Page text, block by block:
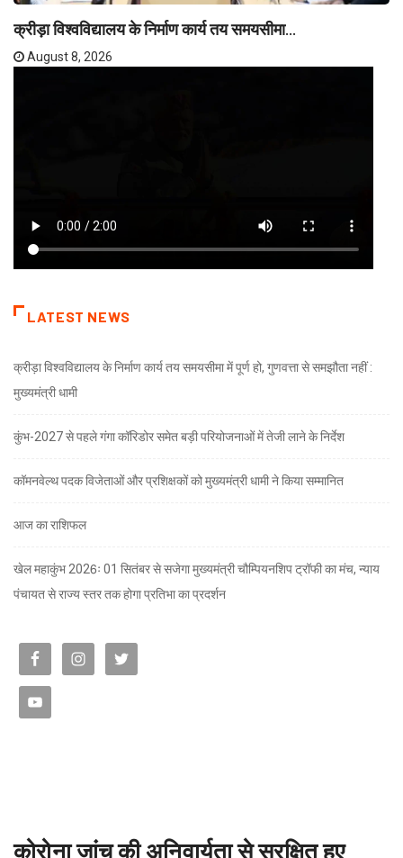
क्रीड़ा विश्वविद्यालय के निर्माण कार्य तय समयसीमा...
August 8, 2026
LATEST NEWS
क्रीड़ा विश्वविद्यालय के निर्माण कार्य तय समयसीमा में पूर्ण हो, गुणवत्ता से समझौता नहीं :
मुख्यमंत्री धामी
कुंभ-2027 से पहले गंगा कॉरिडोर समेत बड़ी परियोजनाओं में तेजी लाने के निर्देश
कॉमनवेल्थ पदक विजेताओं और प्रशिक्षकों को मुख्यमंत्री धामी ने किया सम्मानित
आज का राशिफल
खेल महाकुंभ 2026ः 01 सितंबर से सजेगा मुख्यमंत्री चौम्पियनशिप ट्रॉफी का मंच, न्याय
पंचायत से राज्य स्तर तक होगा प्रतिभा का प्रदर्शन
कोरोना जांच की अनिवार्यता से सुरक्षित हुए